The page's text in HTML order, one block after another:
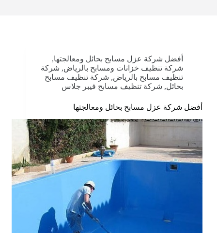
أفضل شركة عزل مسابح بحائل ومعالجتها,
شركة تنظيف خزانات ومسابح بالرياض, شركة
تنظيف مسابح بالرياض, شركة تنظيف مسابح
بحائل, شركة تنظيف مسابح فيبر جلاس
أفضل شركة عزل مسابح بحائل ومعالجتها